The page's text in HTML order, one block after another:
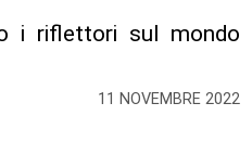
11 NOVEMBRE 2022
i riflettori sul mondo